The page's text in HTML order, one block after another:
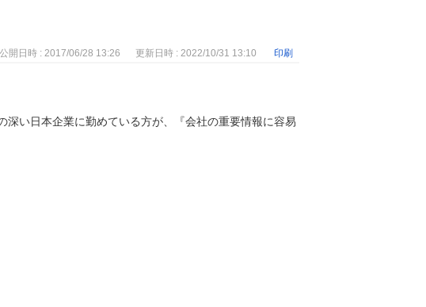
公開日時 : 2017/06/28 13:26 更新日時 : 2022/10/31 13:10 印刷
い日本企業に勤めている方が、『会社の重要情報に容易